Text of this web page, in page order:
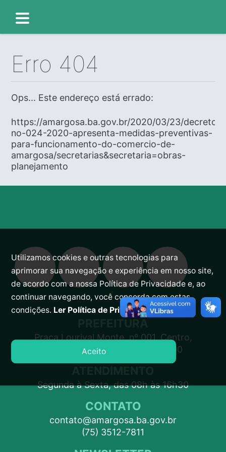
Erro 404
Ops... Este endereço está errado:
https://amargosa.ba.gov.br/2020/03/23/decreto-
no-024-2020-apresenta-medidas-preventivas-
para-funcionamento-do-comercio-de-
amargosa/secretarias&secretaria=obras-
planejamento
Praça Lourival Monte, nº 001, Centro,
Amargosa – BA, CEP 45300-000
Segunda à Sexta, das 08h às 16h30
CONTATO
contato@amargosa.ba.gov.br
(75) 3512-7811
Utilizamos cookies e outras tecnologias para
aprimorar sua navegação e experiência em nosso site,
de acordo com a nossa Política de Privacidade e, ao
continuar navegando, você concorda com estas
condições. Ler Política de Privacidade.
Aceito